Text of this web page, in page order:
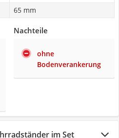
65 mm
Nachteile
ohne
Bodenverankerung
im Set